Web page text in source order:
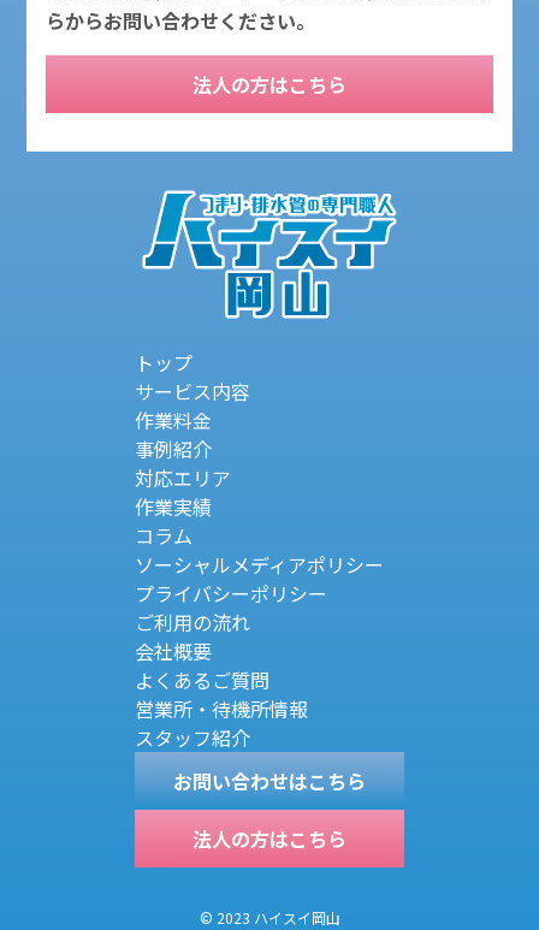
らからお問い合わせください。
法人の方はこちら
トップ
サービス内容
作業料金
事例紹介
対応エリア
作業実績
コラム
ソーシャルメディアポリシー
プライバシーポリシー
ご利用の流れ
会社概要
よくあるご質問
営業所・待機所情報
スタッフ紹介
お問い合わせはこちら
法人の方はこちら
© 2023 ハイスイ岡山